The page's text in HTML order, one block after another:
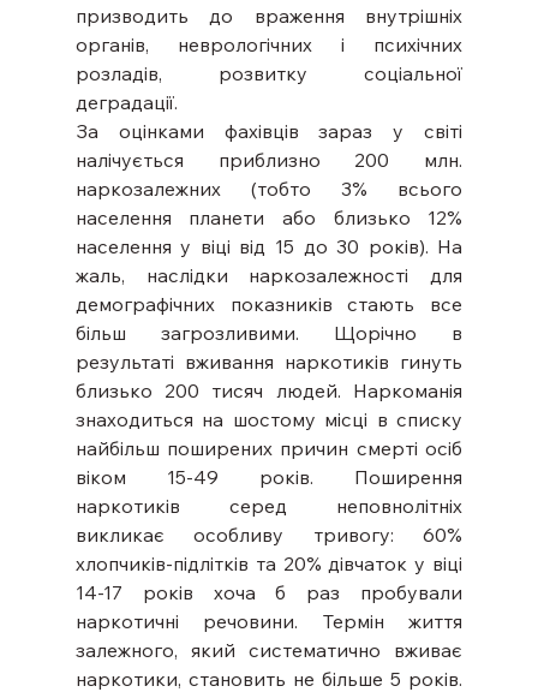
призводить до враження внутрішніх
органів, неврологічних і психічних
розладів, розвитку соціальної
деградації.
За оцінками фахівців зараз у світі
налічується приблизно 200 млн.
наркозалежних (тобто 3% всього
населення планети або близько 12%
населення у віці від 15 до 30 років). На
жаль, наслідки наркозалежності для
демографічних показників стають все
більш загрозливими. Щорічно в
результаті вживання наркотиків гинуть
близько 200 тисяч людей. Наркоманія
знаходиться на шостому місці в списку
найбільш поширених причин смерті осіб
віком 15-49 років. Поширення
наркотиків серед неповнолітніх
викликає особливу тривогу: 60%
хлопчиків-підлітків та 20% дівчаток у віці
14-17 років хоча б раз пробували
наркотичні речовини. Термін життя
залежного, який систематично вживає
наркотики, становить не більше 5 років.